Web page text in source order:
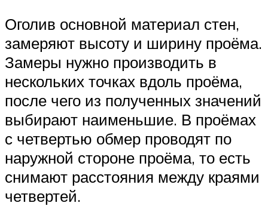
Оголив основной материал стен,
замеряют высоту и ширину проёма.
Замеры нужно производить в
нескольких точках вдоль проёма,
после чего из полученных значений
выбирают наименьшие. В проёмах
с четвертью обмер проводят по
наружной стороне проёма, то есть
снимают расстояния между краями
четвертей.